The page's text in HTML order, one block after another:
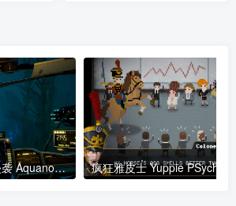
未来水世界 深度侵袭 Aquanox Deep Descent